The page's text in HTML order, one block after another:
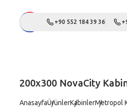
+90 552 184 39 36
200x300 NovaCity
AnasayfaÜrünlerKabinlerMetropol